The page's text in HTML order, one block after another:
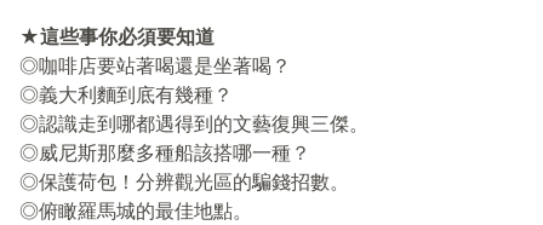
★這些事你必須要知道
◎咖啡店要站著喝還是坐著喝？
◎義大利麵到底有幾種？
◎認識走到哪都遇得到的文藝復興三傑。
◎威尼斯那麼多種船該搭哪一種？
◎保護荷包！分辨觀光區的騙錢招數。
◎俯瞰羅馬城的最佳地點。